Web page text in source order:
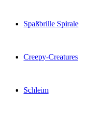
Spaßbrille Spirale
Creepy-Creatures
Schleim